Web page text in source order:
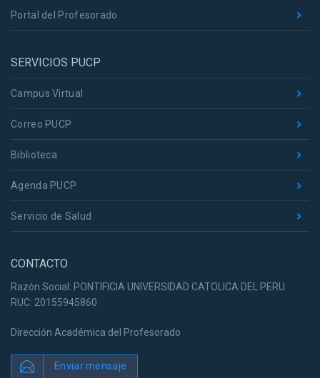
Portal del Profesorado
SERVICIOS PUCP
Campus Virtual
Correo PUCP
Biblioteca
Agenda PUCP
Servicio de Salud
CONTACTO
Razón Social: PONTIFICIA UNIVERSIDAD CATOLICA DEL PERU
RUC: 20155945860
Dirección Académica del Profesorado
Enviar mensaje